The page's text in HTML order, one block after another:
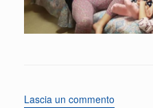
Lascia un commento